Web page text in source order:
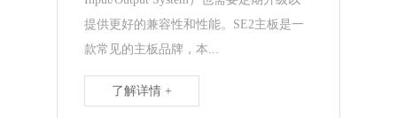
提供更好的兼容性和性能。SE2主板是一
款常见的主板品牌，本...
了解详情 +